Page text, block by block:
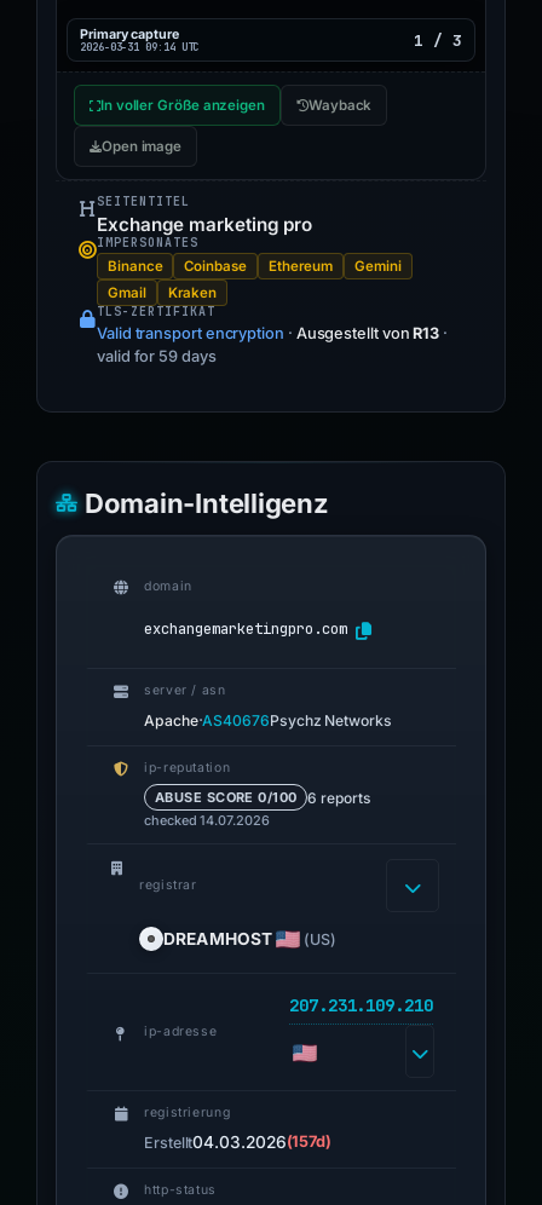
Primary capture
2026-03-31 09:14 UTC 1 / 3
In voller Größe anzeigen Wayback
Open image
SEITENTITEL
Exchange marketing pro
IMPERSONATES
Binance Coinbase Ethereum
Gemini
Gmail
Kraken
TLS-ZERTIFIKAT
Valid transport encryption · Ausgestellt vonR13 ·
valid for 59 days
Domain-Intelligenz
domain
exchangemarketingpro.com
server / asn
Apache·AS40676Psychz Networks
ip-reputation
ABUSE SCORE 0/100 6 reports
checked 14.07.2026
registrar
DREAMHOST (US)
ip-adresse
207.231.109.210
registrierung
Erstellt04.03.2026(157d)
http-status